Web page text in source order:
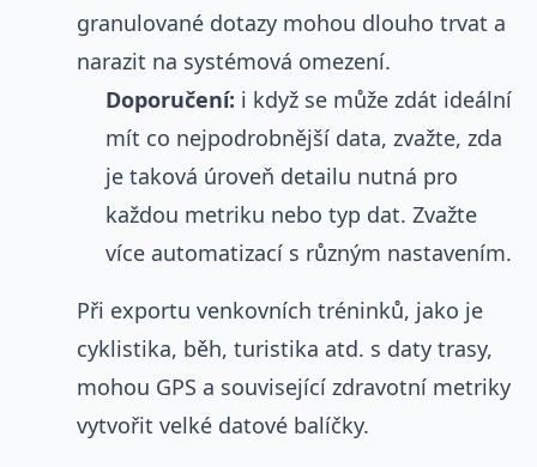
granulované dotazy mohou dlouho trvat a
narazit na systémová omezení.
Doporučení: i když se může zdát ideální
mít co nejpodrobnější data, zvažte, zda
je taková úroveň detailu nutná pro
každou metriku nebo typ dat. Zvažte
více automatizací s různým nastavením.
Při exportu venkovních tréninků, jako je
cyklistika, běh, turistika atd. s daty trasy,
mohou GPS a související zdravotní metriky
vytvořit velké datové balíčky.